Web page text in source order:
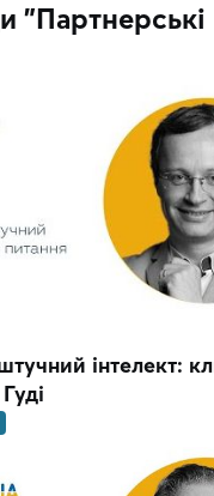
"Партнерські
інтелект: